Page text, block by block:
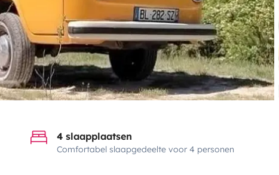
4 slaapplaatsen
Comfortabel slaapgedeelte voor 4 personen